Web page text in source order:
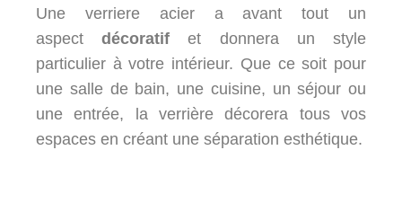
Une verriere acier a avant tout un
aspectdécoratif et donnera un style
particulier à votre intérieur. Que ce soit pour
une salle de bain, une cuisine, un séjour ou
une entrée, la verrière décorera tous vos
espaces en créant une séparation esthétique.